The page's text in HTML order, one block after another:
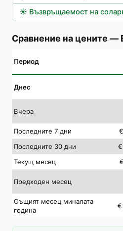
☀️ Възвръщаемост на
Сравнение на цените —
Период
Днес
Вчера
Последните 7 дни
Последните 30 дни
Текущ месец
Предходен месец
Същият месец миналата
година
€